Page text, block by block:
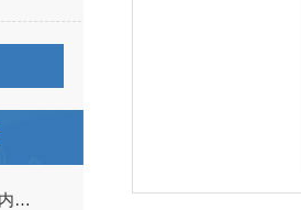
穿刺试验机可用于汽车内饰表皮、防撞缓冲材料得性能测试